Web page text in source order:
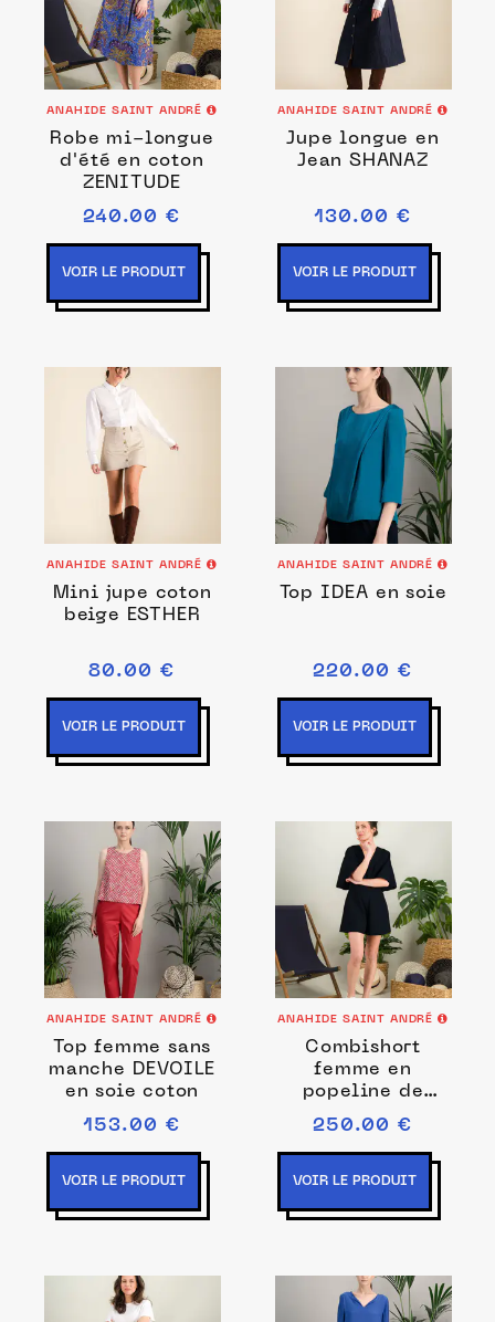
ANAHIDE SAINT ANDRÉ
Robe mi-longue
d'été en coton
ZENITUDE
240.00 €
VOIR LE PRODUIT
ANAHIDE SAINT ANDRÉ
Jupe longue en
Jean SHANAZ
130.00 €
VOIR LE PRODUIT
ANAHIDE SAINT ANDRÉ
Mini jupe coton
beige ESTHER
80.00 €
VOIR LE PRODUIT
ANAHIDE SAINT ANDRÉ
Top IDEA en soie
220.00 €
VOIR LE PRODUIT
ANAHIDE SAINT ANDRÉ
Top femme sans
manche DEVOILE
en soie coton
153.00 €
VOIR LE PRODUIT
ANAHIDE SAINT ANDRÉ
Combishort
femme en
popeline de
coton PAPILLON
250.00 €
VOIR LE PRODUIT